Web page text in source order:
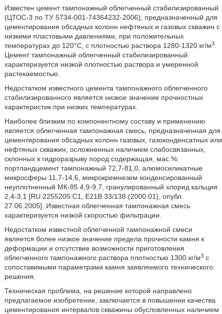
Известен цемент тампонажный облегченный стабилизированный
(ЦТОС-3 по ТУ 5734-001-74364232-2006), предназначенный для
цементирования обсадных колонн нефтяных и газовых скважин с
низкими пластовыми давлениями, при положительных
температурах до 120°С, с плотностью раствора 1280-1320 кг/м3.
Цемент тампонажный облегченный стабилизированный
характеризуется низкой плотностью раствора и умеренной
растекаемостью.
Недостатком известного цемента тампонажного облегченного
стабилизированного является низкое значение прочностных
характеристик при низких температурах.
Наиболее близким по компонентному составу и применению
является облегченная тампонажная смесь, предназначенная для
цементирования обсадных колонн газовых, газоконденсатных или
нефтяных скважин, осложненных наличием слабосвязанных,
склонных к гидроразрыву пород содержащая, мас.%:
портландцемент тампонажный 72,7-81,0, алюмосиликатные
микросферы 11,7-14,6, микрокремнезем конденсированный
неуплотненный МК-85 4,9-9,7, гранулированный хлорид кальция
2,4-3,1 [RU 2255205 С1, Е21В 33/138 (2000.01), опубл.
27.06.2005]. Известная облегченная тампонажная смесь
характеризуется низкой скоростью фильтрации.
Недостатком известной облегченной тампонажной смеси
является более низкое значение предела прочности камня к
деформации и отсутствие возможности приготовления
облегченного тампонажного раствора плотностью 1300 кг/м3с
сопоставимыми параметрами камня заявляемого технического
решения.
Техническая проблема, на решение которой направлено
предлагаемое изобретение, заключается в повышении качества
цементирования интервалов скважины обусловленных наличием